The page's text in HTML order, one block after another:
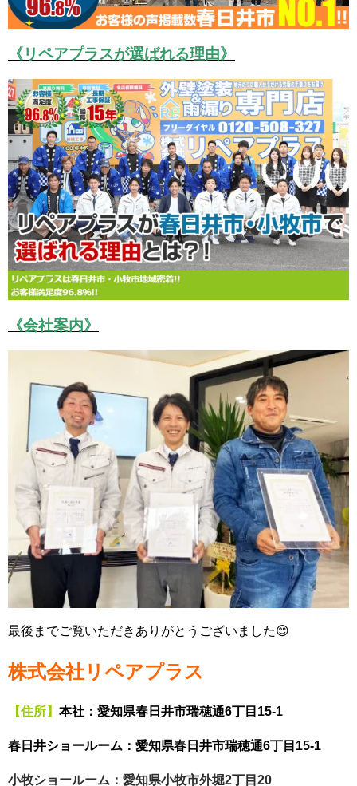
《リペアプラスが選ばれる理由》
《会社案内》
最後までご覧いただきありがとうございました😊
株式会社リペアプラス
【住所】 本社：愛知県春日井市瑞穂通6丁目15-1
春日井ショールーム：愛知県春日井市瑞穂通6丁目15-1
小牧ショールーム：愛知県小牧市外堀2丁目20